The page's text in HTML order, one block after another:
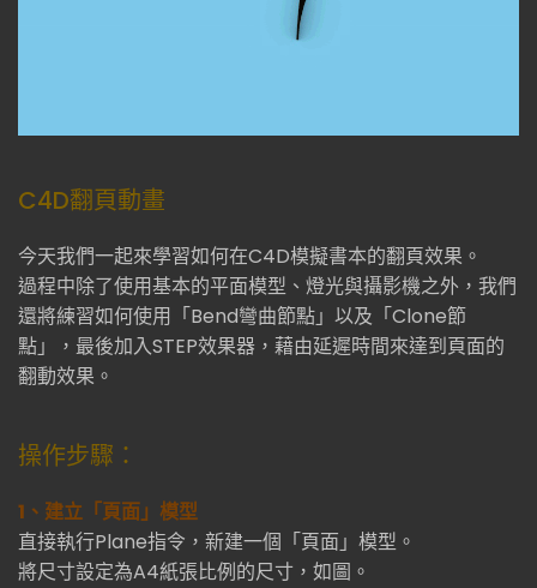
C4D翻頁動畫
今天我們一起來學習如何在C4D模擬書本的翻頁效果。
過程中除了使用基本的平面模型、燈光與攝影機之外，我們
還將練習如何使用「Bend彎曲節點」以及「Clone節
點」，最後加入STEP效果器，藉由延遲時間來達到頁面的
翻動效果。
操作步驟：
1、建立「頁面」模型
直接執行Plane指令，新建一個「頁面」模型。
將尺寸設定為A4紙張比例的尺寸，如圖。